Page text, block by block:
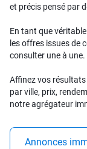
et précis pensé par
En tant que véritable
les offres issues de
consulter une à une.
Affinez vos
par ville, prix,
notre agrégateur
Annonces